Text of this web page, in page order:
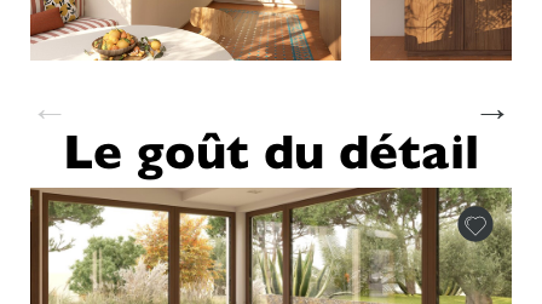
← →
Le goût du détail